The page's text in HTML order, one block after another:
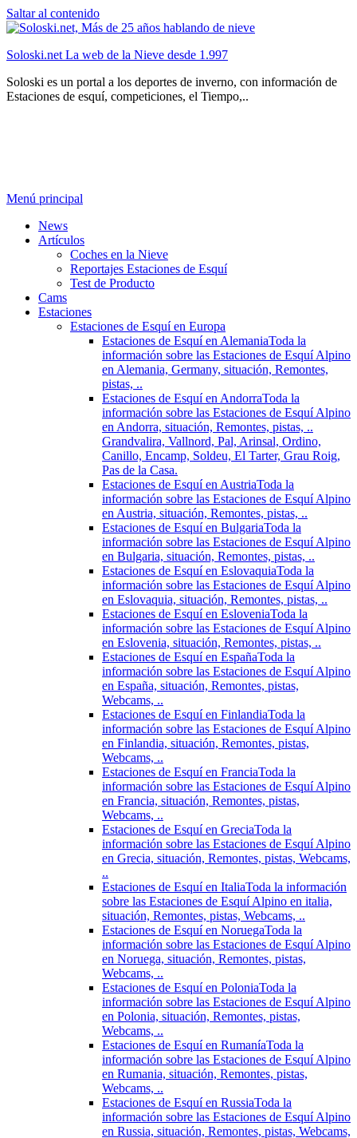
Saltar al contenido
Soloski.net La web de la Nieve desde 1.997
Soloski es un portal a los deportes de inverno, con información de
Estaciones de esquí, competiciones, el Tiempo,..
Menú principal
News
Artículos
Coches en la Nieve
Reportajes Estaciones de Esquí
Test de Producto
Cams
Estaciones
Estaciones de Esquí en Europa
Estaciones de Esquí en AlemaniaToda la
información sobre las Estaciones de Esquí Alpino
en Alemania, Germany, situación, Remontes,
pistas, ..
Estaciones de Esquí en AndorraToda la
información sobre las Estaciones de Esquí Alpino
en Andorra, situación, Remontes, pistas, ..
Grandvalira, Vallnord, Pal, Arinsal, Ordino,
Canillo, Encamp, Soldeu, El Tarter, Grau Roig,
Pas de la Casa.
Estaciones de Esquí en AustriaToda la
información sobre las Estaciones de Esquí Alpino
en Austria, situación, Remontes, pistas, ..
Estaciones de Esquí en BulgariaToda la
información sobre las Estaciones de Esquí Alpino
en Bulgaria, situación, Remontes, pistas, ..
Estaciones de Esquí en EslovaquiaToda la
información sobre las Estaciones de Esquí Alpino
en Eslovaquia, situación, Remontes, pistas, ..
Estaciones de Esquí en EsloveniaToda la
información sobre las Estaciones de Esquí Alpino
en Eslovenia, situación, Remontes, pistas, ..
Estaciones de Esquí en EspañaToda la
información sobre las Estaciones de Esquí Alpino
en España, situación, Remontes, pistas,
Webcams, ..
Estaciones de Esquí en FinlandiaToda la
información sobre las Estaciones de Esquí Alpino
en Finlandia, situación, Remontes, pistas,
Webcams, ..
Estaciones de Esquí en FranciaToda la
información sobre las Estaciones de Esquí Alpino
en Francia, situación, Remontes, pistas,
Webcams, ..
Estaciones de Esquí en GreciaToda la
información sobre las Estaciones de Esquí Alpino
en Grecia, situación, Remontes, pistas, Webcams,
..
Estaciones de Esquí en ItaliaToda la información
sobre las Estaciones de Esquí Alpino en italia,
situación, Remontes, pistas, Webcams, ..
Estaciones de Esquí en NoruegaToda la
información sobre las Estaciones de Esquí Alpino
en Noruega, situación, Remontes, pistas,
Webcams, ..
Estaciones de Esquí en PoloniaToda la
información sobre las Estaciones de Esquí Alpino
en Polonia, situación, Remontes, pistas,
Webcams, ..
Estaciones de Esquí en RumaníaToda la
información sobre las Estaciones de Esquí Alpino
en Rumania, situación, Remontes, pistas,
Webcams, ..
Estaciones de Esquí en RussiaToda la
información sobre las Estaciones de Esquí Alpino
en Russia, situación, Remontes, pistas, Webcams,